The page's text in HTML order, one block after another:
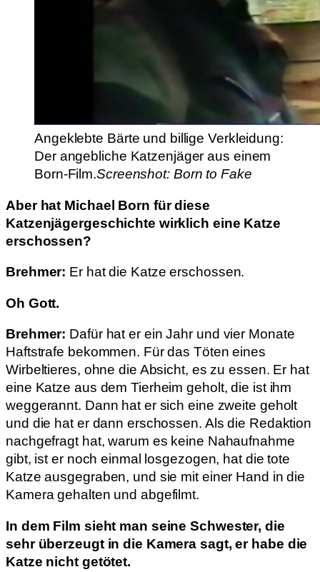
Angeklebte Bärte und billige Verkleidung:
Der angebliche Katzenjäger aus einem
Born-Film.Screenshot: Born to Fake
Aber hat Michael Born für diese
Katzenjägergeschichte wirklich eine Katze
erschossen?
Brehmer: Er hat die Katze erschossen.
Oh Gott.
Brehmer: Dafür hat er ein Jahr und vier Monate
Haftstrafe bekommen. Für das Töten eines
Wirbeltieres, ohne die Absicht, es zu essen. Er hat
eine Katze aus dem Tierheim geholt, die ist ihm
weggerannt. Dann hat er sich eine zweite geholt
und die hat er dann erschossen. Als die Redaktion
nachgefragt hat, warum es keine Nahaufnahme
gibt, ist er noch einmal losgezogen, hat die tote
Katze ausgegraben, und sie mit einer Hand in die
Kamera gehalten und abgefilmt.
In dem Film sieht man seine Schwester, die
sehr überzeugt in die Kamera sagt, er habe die
Katze nicht getötet.